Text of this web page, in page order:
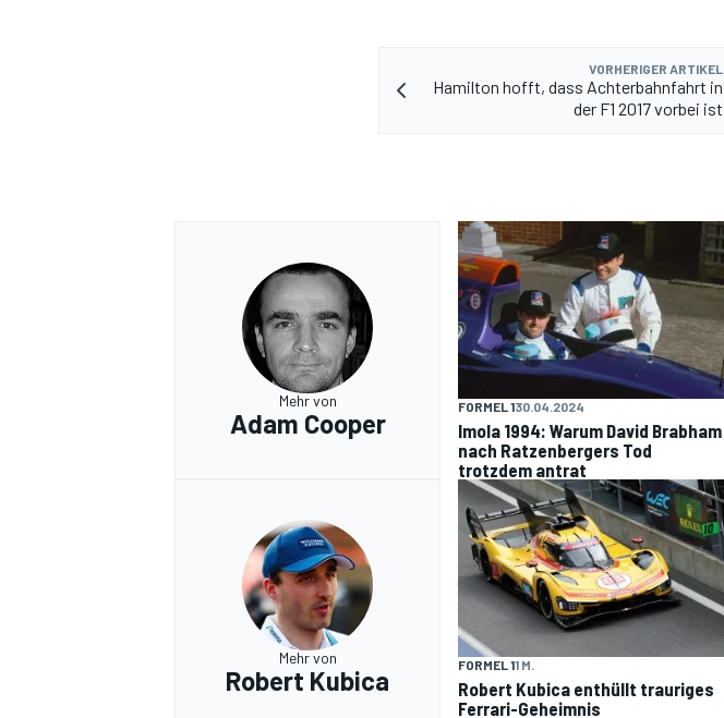
VORHERIGER ARTIKEL
Hamilton hofft, dass Achterbahnfahrt in
der F1 2017 vorbei ist
Mehr von
Adam Cooper
FORMEL 130.04.2024
Imola 1994: Warum David Brabham
nach Ratzenbergers Tod
trotzdem antrat
Mehr von
Robert Kubica
FORMEL 11 M.
Robert Kubica enthüllt trauriges
Ferrari-Geheimnis